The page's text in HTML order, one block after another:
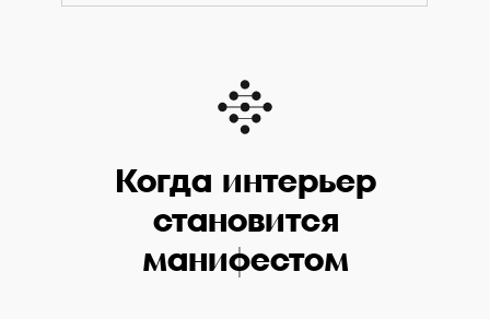
Когда интерьер
становится
манифестом